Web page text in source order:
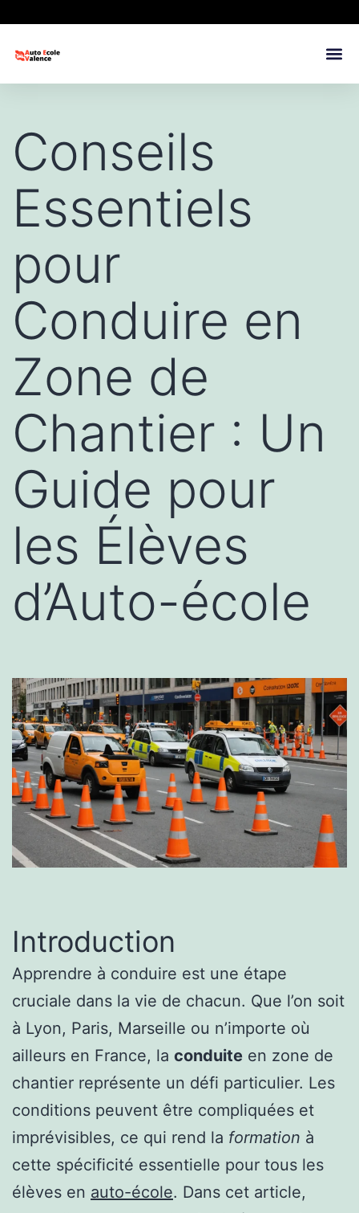
Conseils
Essentiels
pour
Conduire en
Zone de
Chantier : Un
Guide pour
les Élèves
d’Auto-école
Introduction
Apprendre à conduire est une étape
cruciale dans la vie de chacun. Que l’on soit
à Lyon, Paris, Marseille ou n’importe où
ailleurs en France, la conduite en zone de
chantier représente un défi particulier. Les
conditions peuvent être compliquées et
imprévisibles, ce qui rend la formation à
cette spécificité essentielle pour tous les
élèves en auto-école. Dans cet article,